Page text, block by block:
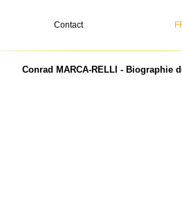
Contact
Conrad MARCA-RELLI - Biographie